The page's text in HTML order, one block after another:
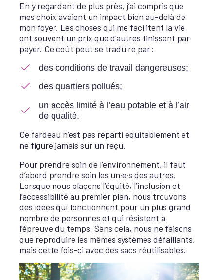
En y regardant de plus près, j’ai compris que
mes choix avaient un impact bien au-delà de
mon foyer. Les choses qui me facilitent la vie
ont souvent un prix que d’autres finissent par
payer. Ce coût peut se traduire par :
des conditions de travail dangereuses;
des quartiers pollués;
un accès limité à l’eau potable et à l’air
de qualité.
Ce fardeau n’est pas réparti équitablement et
ne figure jamais sur un reçu.
Pour prendre soin de l’environnement, il faut
d’abord prendre soin les un·e·s des autres.
Lorsque nous plaçons l’équité, l’inclusion et
l’accessibilité au premier plan, nous trouvons
des idées qui fonctionnent pour un plus grand
nombre de personnes et qui résistent à
l’épreuve du temps. Sans cela, nous ne faisons
que reproduire les mêmes systèmes défaillants,
mais cette fois-ci avec des sacs réutilisables.